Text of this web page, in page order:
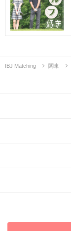
IBJ Matching 関東